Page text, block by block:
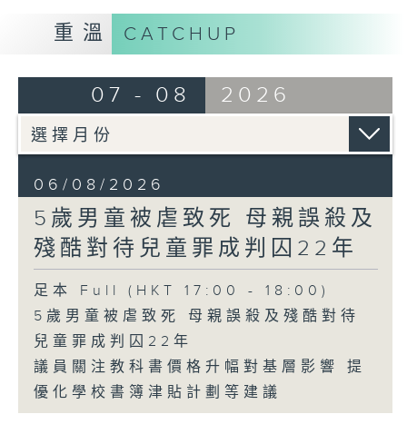
重溫 CATCHUP
07 - 08 2026
06/08/2026
5歲男童被虐致死 母親誤殺及
殘酷對待兒童罪成判囚22年
足本 Full (HKT 17:00 - 18:00)
5歲男童被虐致死 母親誤殺及殘酷對待
兒童罪成判囚22年
議員關注教科書價格升幅對基層影響 提
優化學校書簿津貼計劃等建議